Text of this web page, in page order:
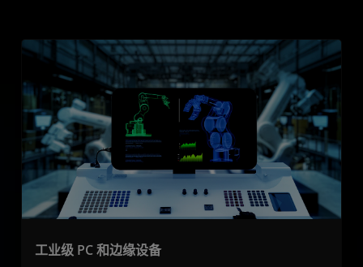
工业级 PC 和边缘设备